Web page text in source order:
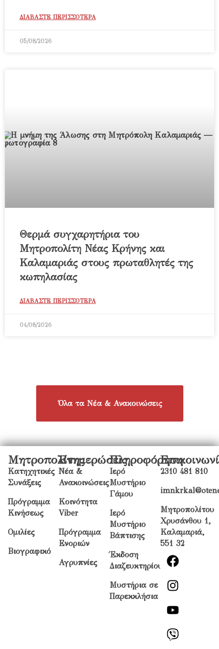
ΔΙΑΒΑΣΤΕ ΠΕΡΙΣΣΟΤΕΡΑ
05/08/2026
Θερμά συγχαρητήρια του
Μητροπολίτη Νέας Κρήνης και
Καλαμαριάς στους πρωταθλητές της
κωπηλασίας
ΔΙΑΒΑΣΤΕ ΠΕΡΙΣΣΟΤΕΡΑ
04/08/2026
Όλα τα Νέα & Ανακοινώσεις
Μητροπολίτης
Κατηχητικές
Συνάξεις
Πρόγραμμα
Κινήσεως
Ομιλίες
Βιογραφικό
Ενημερώσεις
Νέα &
Ανακοινώσεις
Κοινότητα
Viber
Πρόγραμμα
Ενοριών
Αγρυπνίες
Πληροφόρηση
Ιερό
Μυστήριο
Γάμου
Ιερό
Μυστήριο
Βάπτισης
Έκδοση
Διαζευκτηρίου
Μυστήρια σε
Παρεκκλήσια
2310 481 810
Μητροπολίτου
Χρυσάνθου 1,
Καλαμαριά,
551 32